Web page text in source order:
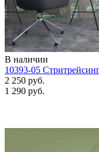
В наличии
10393-05
2 250 руб.
1 290 руб.